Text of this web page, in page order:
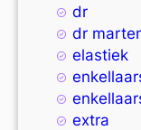
dr
dr
elastiek
extra